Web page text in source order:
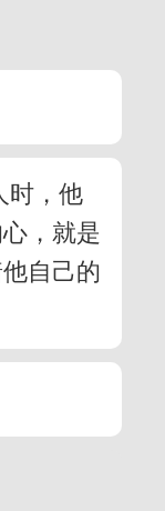
时，他
，就是
自己的